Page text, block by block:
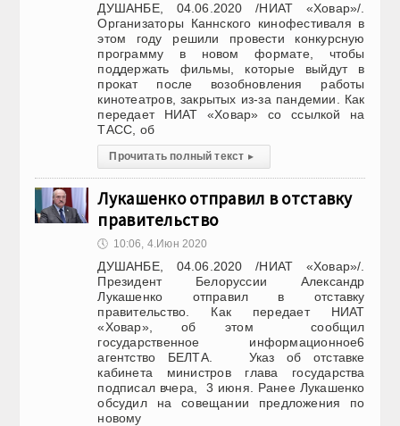
ДУШАНБЕ, 04.06.2020 /НИАТ «Ховар»/.
Организаторы Каннского кинофестиваля в
этом году решили провести конкурсную
программу в новом формате, чтобы
поддержать фильмы, которые выйдут в
прокат после возобновления работы
кинотеатров, закрытых из-за пандемии. Как
передает НИАТ «Ховар» со ссылкой на
ТАСС, об
Прочитать полный текст ▸
Лукашенко отправил в отставку
правительство
🕔 10:06, 4.Июн 2020
ДУШАНБЕ, 04.06.2020 /НИАТ «Ховар»/.
Президент Белоруссии Александр
Лукашенко отправил в отставку
правительство. Как передает НИАТ
«Ховар», об этом сообщил
государственное информационное6
агентство БЕЛТА. Указ об отставке
кабинета министров глава государства
подписал вчера, 3 июня. Ранее Лукашенко
обсудил на совещании предложения по
новому